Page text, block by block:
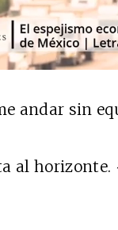
andar sin
al horizonte.